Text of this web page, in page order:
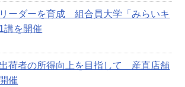
ーダーを育成 組合員大学「みらいキ
講を開催
荷者の所得向上を目指して 産直店舗
催